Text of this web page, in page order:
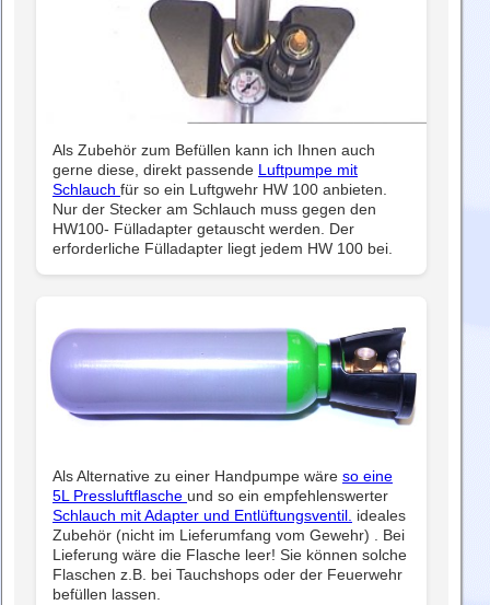
Als Zubehör zum Befüllen kann ich Ihnen auch
gerne diese, direkt passende Luftpumpe mit
Schlauch für so ein Luftgwehr HW 100 anbieten.
Nur der Stecker am Schlauch muss gegen den
HW100- Fülladapter getauscht werden. Der
erforderliche Fülladapter liegt jedem HW 100 bei.
Als Alternative zu einer Handpumpe wäre so eine
5L Pressluftflasche und so ein empfehlenswerter
Schlauch mit Adapter und Entlüftungsventil. ideales
Zubehör (nicht im Lieferumfang vom Gewehr) . Bei
Lieferung wäre die Flasche leer! Sie können solche
Flaschen z.B. bei Tauchshops oder der Feuerwehr
befüllen lassen.